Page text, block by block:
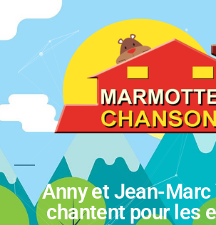
Anny et Jean-Marc
chantent pour les